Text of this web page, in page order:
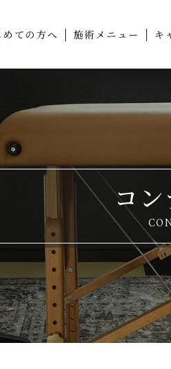
めての方へ 施術メニュー キ
コ